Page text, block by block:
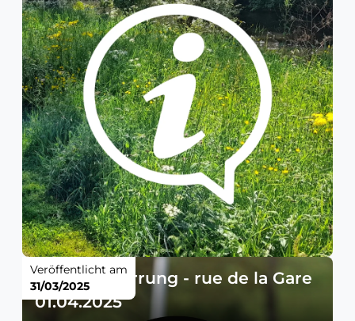
Straßensperrung - rue de la Gare
01.04.2025
Veröffentlicht am
31/03/2025